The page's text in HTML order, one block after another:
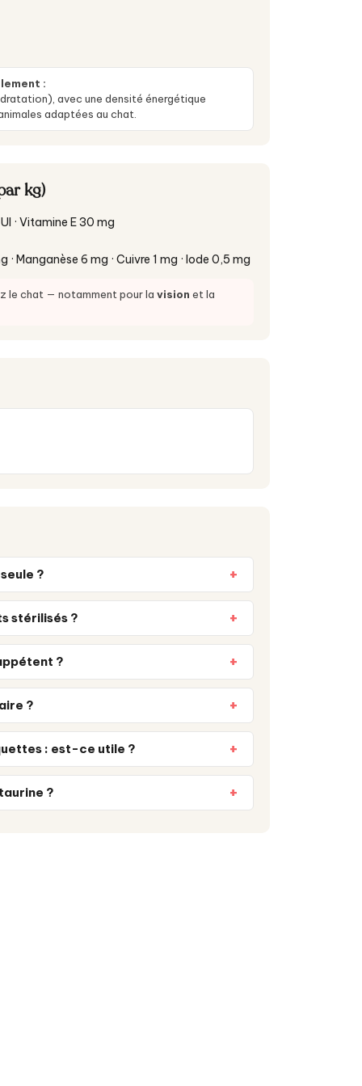
:
avec une densité énergétique
adaptées au chat.
kg)
· Vitamine E 30 mg
· Manganèse 6 mg · Cuivre 1 mg · Iode 0,5 mg
le chat — notamment pour la vision et la
?
stérilisés ?
?
?
: est-ce utile ?
?